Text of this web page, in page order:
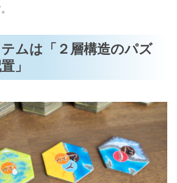
ムは「２層構造のパズ
」